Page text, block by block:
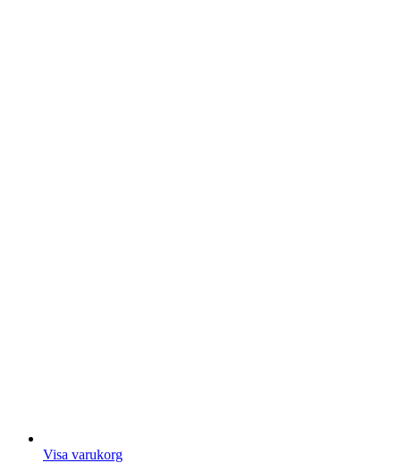
Visa varukorg